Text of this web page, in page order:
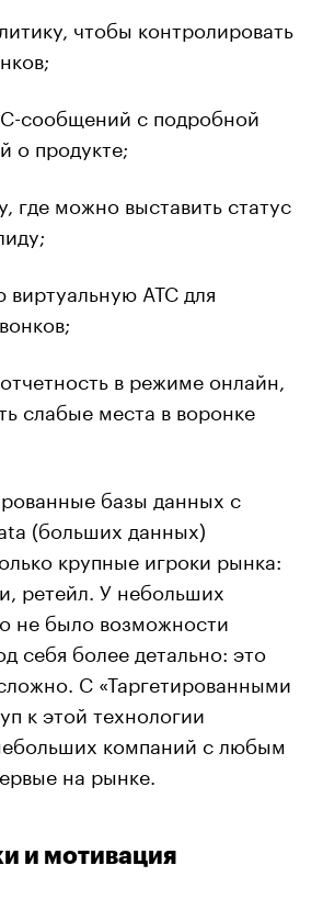
чтобы контролировать
сообщений с подробной
о продукте;
где можно выставить статус
виртуальную АТС для
в режиме онлайн,
слабые места в воронке
базы данных с
(больших данных)
крупные игроки рынка:
ретейл. У небольших
не было возможности
себя более детально: это
С «Таргетированными
к этой технологии
компаний с любым
на рынке.
и мотивация